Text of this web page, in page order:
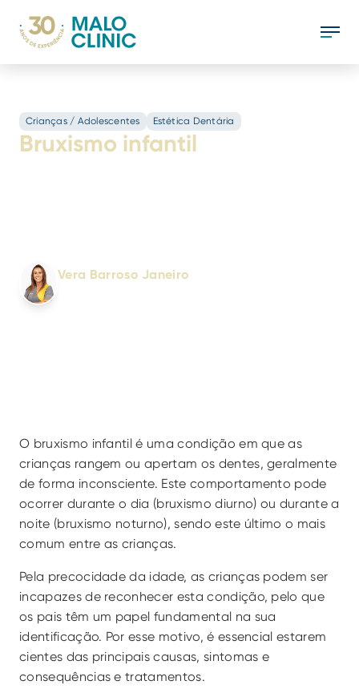
Crianças / Adolescentes Estética Dentária
Bruxismo infantil
Vera Barroso Janeiro
O bruxismo infantil é uma condição em que as
crianças rangem ou apertam os dentes, geralmente
de forma inconsciente. Este comportamento pode
ocorrer durante o dia (bruxismo diurno) ou durante a
noite (bruxismo noturno), sendo este último o mais
comum entre as crianças.
Pela precocidade da idade, as crianças podem ser
incapazes de reconhecer esta condição, pelo que
os pais têm um papel fundamental na sua
identificação. Por esse motivo, é essencial estarem
cientes das principais causas, sintomas e
consequências e tratamentos.